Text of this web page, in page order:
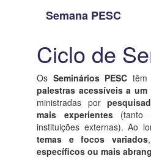
Semana PESC
Ciclo de
Os Seminários PESC têm
palestras acessíveis a
ministradas por
mais experientes(tanto
instituições externas). Ao
temas e focos variados
específicos ou mais